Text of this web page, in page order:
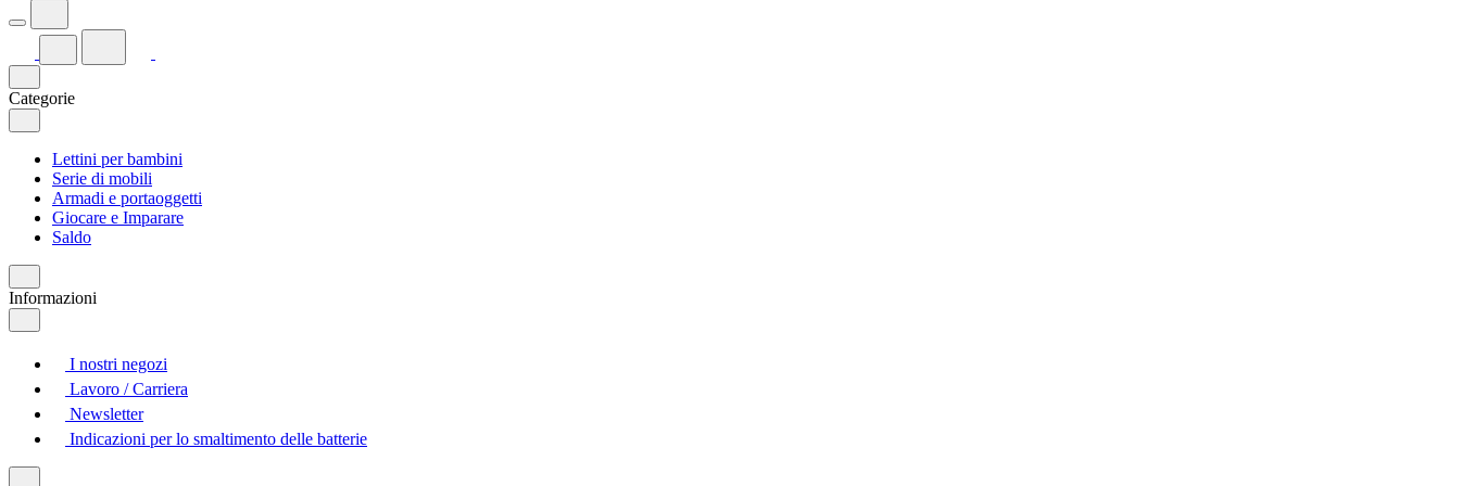
Categorie
Lettini per bambini
Serie di mobili
Armadi e portaoggetti
Giocare e Imparare
Saldo
Informazioni
I nostri negozi
Lavoro / Carriera
Newsletter
Indicazioni per lo smaltimento delle batterie